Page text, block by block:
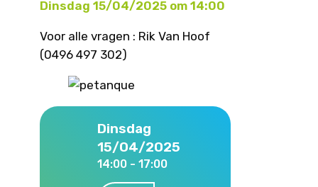
Dinsdag 15/04/2025 om 14:00
Voor alle vragen : Rik Van Hoof
(0496 497 302)
Dinsdag
15/04/2025
14:00 - 17:00